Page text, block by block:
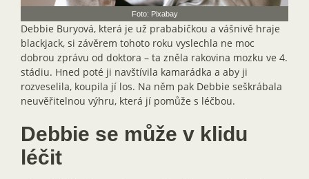
Foto: Pixabay
Debbie Buryová, která je už prababičkou a vášnivě hraje
blackjack, si závěrem tohoto roku vyslechla ne moc
dobrou zprávu od doktora – ta zněla rakovina mozku ve 4.
stádiu. Hned poté ji navštívila kamarádka a aby ji
rozveselila, koupila jí los. Na něm pak Debbie seškrábala
neuvěřitelnou výhru, která jí pomůže s léčbou.
Debbie se může v klidu
léčit